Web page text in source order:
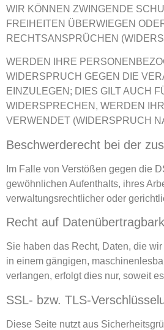
WIR KÖNNEN ZWINGENDE
FREIHEITEN ÜBERWIEGEN
RECHTSANSPRÜCHEN
WERDEN IHRE
WIDERSPRUCH GEGEN DIE
EINZULEGEN; DIES GILT AUCH
WIDERSPRECHEN, WERDEN
VERWENDET (WIDERSPRUCH
Beschwerde­recht bei der
Im Falle von Verstößen gegen die
gewöhnlichen Aufenthalts, ihres
verwaltungsrechtlicher oder
Recht auf
Sie haben das Recht, Daten, die
in einem gängigen,
verlangen, erfolgt dies nur, soweit
SSL- bzw. TLS-
Diese Seite nutzt aus